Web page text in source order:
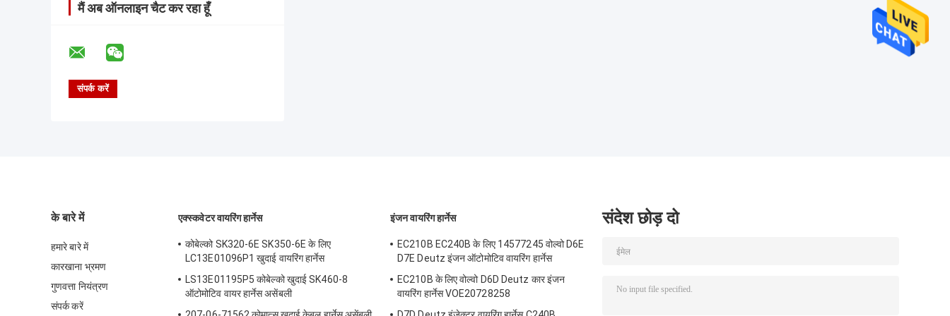
मैं अब ऑनलाइन चैट कर रहा हूँ
के बारे में
हमारे बारे में
कारखाना भ्रमण
गुणवत्ता नियंत्रण
संपर्क करें
एक्स्कवेटर वायरिंग हार्नेस
कोबेल्को SK320-6E SK350-6E के लिए
LC13E01096P1 खुदाई वायरिंग हार्नेस
LS13E01195P5 कोबेल्को खुदाई SK460-8
ऑटोमोटिव वायर हार्नेस असेंबली
इंजन वायरिंग हार्नेस
EC210B EC240B के लिए 14577245 वोल्वो D6E
D7E Deutz इंजन ऑटोमोटिव वायरिंग हार्नेस
EC210B के लिए वोल्वो D6D Deutz कार इंजन
वायरिंग हार्नेस VOE20728258
संदेश छोड़ दो